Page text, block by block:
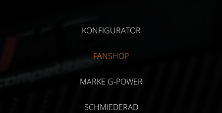
KONFIGURATOR
FANSHOP
MARKE G-POWER
SCHMIEDERAD